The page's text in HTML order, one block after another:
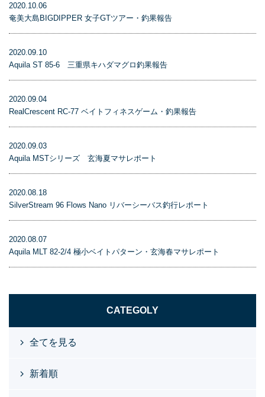
2020.10.06
奄美大島BIGDIPPER 女子GTツアー・釣果報告
2020.09.10
Aquila ST 85-6 三重県キハダマグロ釣果報告
2020.09.04
RealCrescent RC-77 ベイトフィネスゲーム・釣果報告
2020.09.03
Aquila MSTシリーズ 玄海夏マサレポート
2020.08.18
SilverStream 96 Flows Nano リバーシーバス釣行レポート
2020.08.07
Aquila MLT 82-2/4 極小ベイトパターン・玄海春マサレポート
CATEGOLY
全てを見る
新着順